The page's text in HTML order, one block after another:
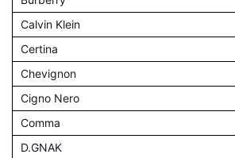
Calvin Klein
Certina
Chevignon
Cigno Nero
Comma
D.GNAK